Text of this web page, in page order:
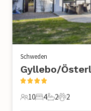
Schweden
Gyllebo/
10 Gäste
10
4 Schlafzimmer
4
2 Badezimmer
2
2
2